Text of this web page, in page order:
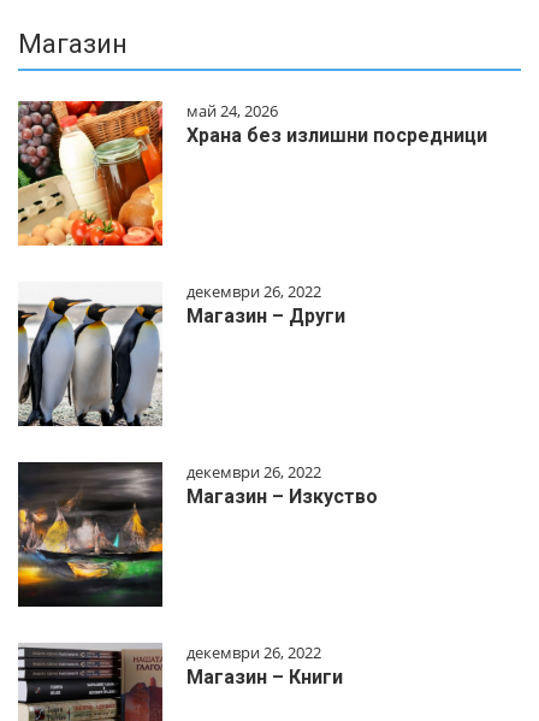
Магазин
май 24, 2026
Храна без излишни посредници
декември 26, 2022
Магазин – Други
декември 26, 2022
Магазин – Изкуство
декември 26, 2022
Магазин – Книги